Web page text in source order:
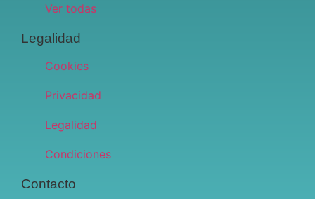
Ver todas
Legalidad
Cookies
Privacidad
Legalidad
Condiciones
Contacto